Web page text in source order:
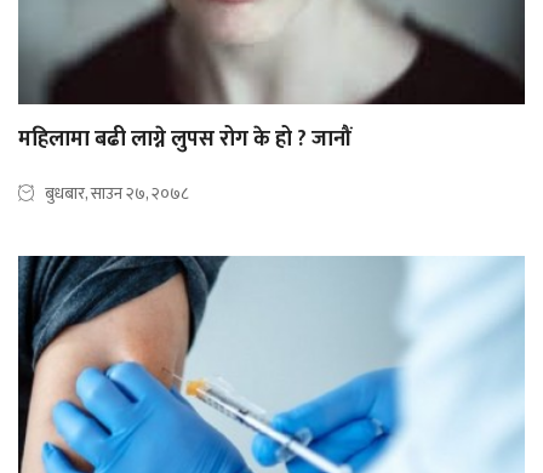
महिलामा बढी लाग्ने लुपस रोग के हो ? जानौं
बुधबार, साउन २७, २०७८